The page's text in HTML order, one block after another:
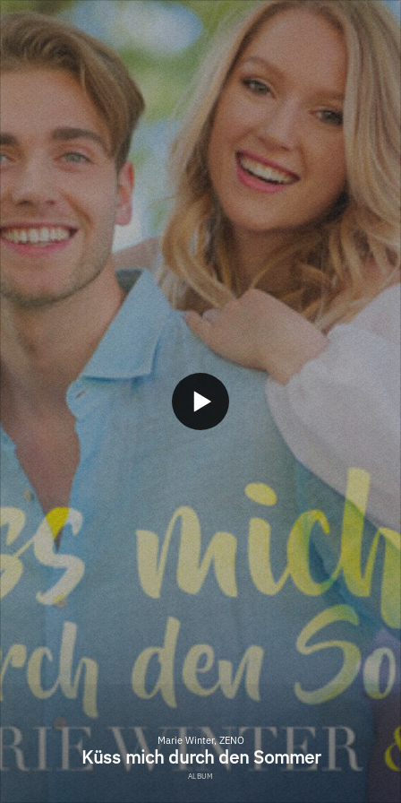
Marie Winter, ZENO
Küss mich durch den Sommer
ALBUM